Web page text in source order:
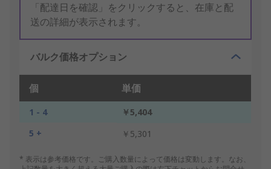
「配達日を確認」をクリックすると、在庫と配
送の詳細が表示されます。
バルク価格オプション
個 単価
1 - 4
￥5,404
5 +
￥5,301
* 表示は参考価格です。ご購入数量によって価格は変動します。なお、